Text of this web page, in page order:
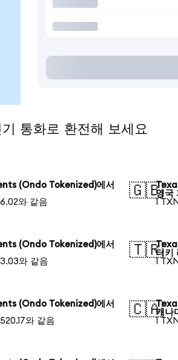
화로 환전해 보세요
(Ondo Tokenized)에서
와 같음
🇬🇧영국
1
(Ondo Tokenized)에서
와 같음
🇹🇷터키
1
(Ondo Tokenized)에서
와 같음
🇨🇦캐나
1